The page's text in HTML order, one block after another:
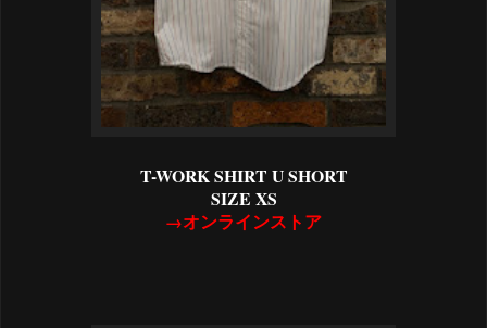
T-WORK SHIRT U SHORT
SIZE XS
→オンラインストア